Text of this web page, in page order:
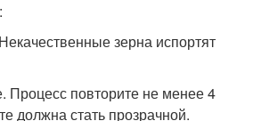
зерна испортят
Процесс повторите не менее 4
должна стать прозрачной.